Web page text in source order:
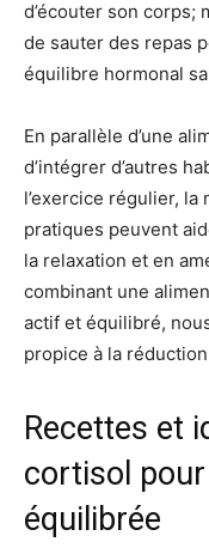
d’écouter son corps;
de sauter des repas
équilibre hormonal
En parallèle d’une
d’intégrer d’autres
l’exercice régulier,
pratiques peuvent
la relaxation et en
combinant une
actif et équilibré,
propice à la
Recettes et
cortisol
équilibrée